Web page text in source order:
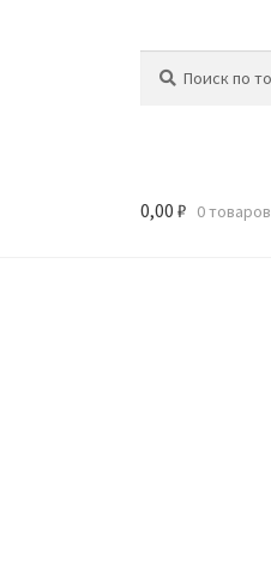
0,00 ₽ 0 товаров